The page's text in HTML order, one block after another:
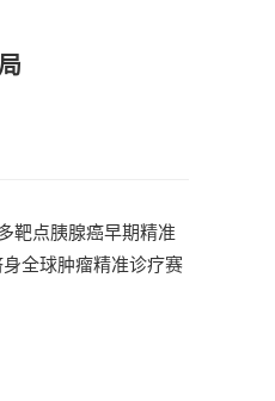
靶点胰腺癌早期精准
全球肿瘤精准诊疗赛